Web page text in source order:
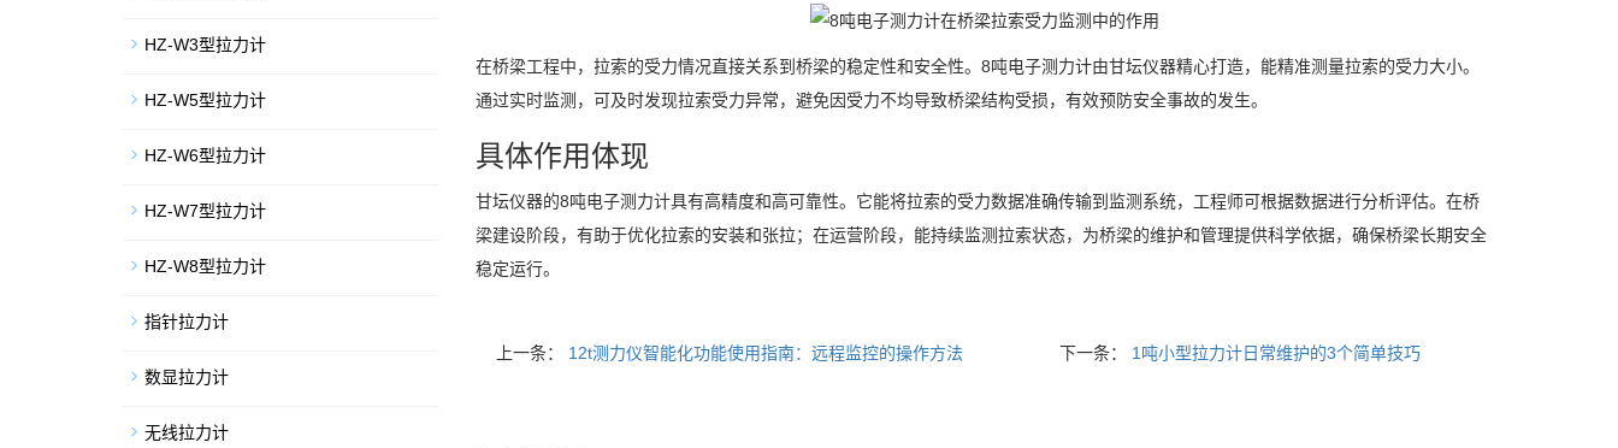
在桥梁工程中，拉索的受力情况直接关系到桥梁的稳定性和安全性。8吨电子测力计由甘坛仪器精心打造，能精准测量拉索的受力大小。
通过实时监测，可及时发现拉索受力异常，避免因受力不均导致桥梁结构受损，有效预防安全事故的发生。
具体作用体现
甘坛仪器的8吨电子测力计具有高精度和高可靠性。它能将拉索的受力数据准确传输到监测系统，工程师可根据数据进行分析评估。在桥
梁建设阶段，有助于优化拉索的安装和张拉；在运营阶段，能持续监测拉索状态，为桥梁的维护和管理提供科学依据，确保桥梁长期安全
稳定运行。
上一条： 12t测力仪智能化功能使用指南：远程监控的操作方法​ 下一条： 1吨小型拉力计日常维护的3个简单技巧
HZ-W3型拉力计
HZ-W5型拉力计
HZ-W6型拉力计
HZ-W7型拉力计
HZ-W8型拉力计
指针拉力计
数显拉力计
无线拉力计